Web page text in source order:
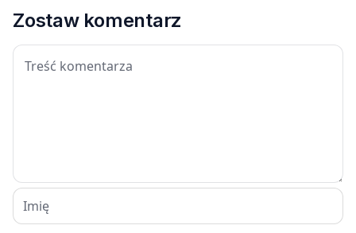
Zostaw komentarz